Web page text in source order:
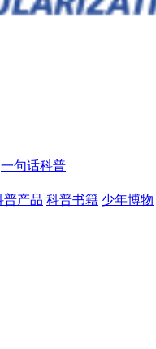
一句话科普
普产品 科普书籍 少年博物